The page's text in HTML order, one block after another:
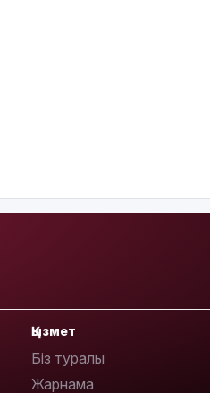
Қызмет
Біз туралы
Жарнама